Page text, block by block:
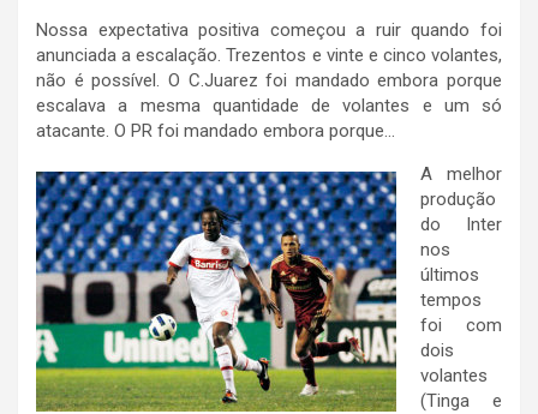
Nossa expectativa positiva começou a ruir quando foi
anunciada a escalação. Trezentos e vinte e cinco volantes,
não é possível. O C.Juarez foi mandado embora porque
escalava a mesma quantidade de volantes e um só
atacante. O PR foi mandado embora porque…
A melhor
produção
do Inter
nos
últimos
tempos
foi com
dois
volantes
(Tinga e